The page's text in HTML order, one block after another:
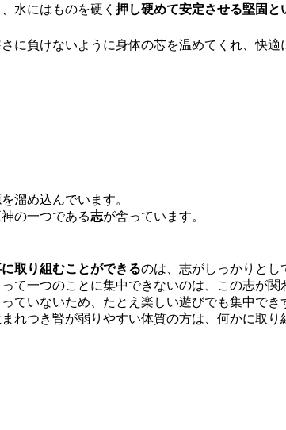
水にはものを硬く 押し硬めて安定させる堅固と
に負けないように身体の芯を温めてくれ、快適
溜め込んでいます。
の一つである志が舎っています。
取り組むことができるのは、志がしっかりとし
て一つのことに集中できないのは、この志が関
ていないため、たとえ楽しい遊びでも集中でき
れつき腎が弱りやすい体質の方は、何かに取り